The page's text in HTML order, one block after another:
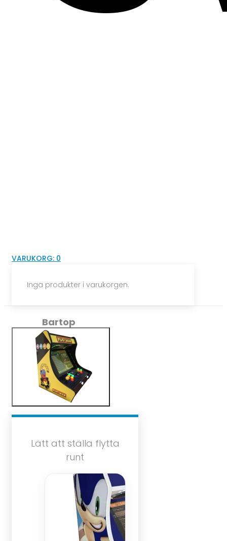
VARUKORG: 0
Inga produkter i varukorgen.
Bartop
Lätt att ställa flytta
runt